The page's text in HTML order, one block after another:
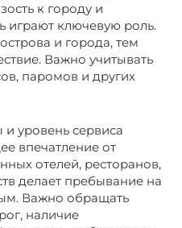
к городу и
играют ключевую роль.
и города, тем
Важно учитывать
паромов и других
и уровень сервиса
впечатление от
отелей, ресторанов,
делает пребывание на
Важно обращать
наличие